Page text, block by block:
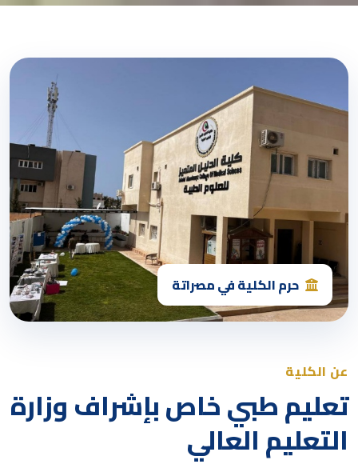
حرم الكلية في مصراتة
عن الكلية
تعليم طبي خاص بإشراف وزارة
التعليم العالي